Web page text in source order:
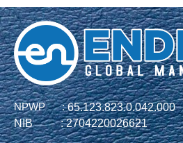
NPWP :65.123.823.0.042.000
NIB :2704220026621